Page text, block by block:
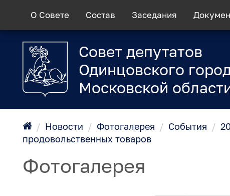
О Совете Состав Заседания
Совет депутатов
Одинцовского
Московской
/ Новости / Фотогалерея / События /
продовольственных товаров
Фотогалерея